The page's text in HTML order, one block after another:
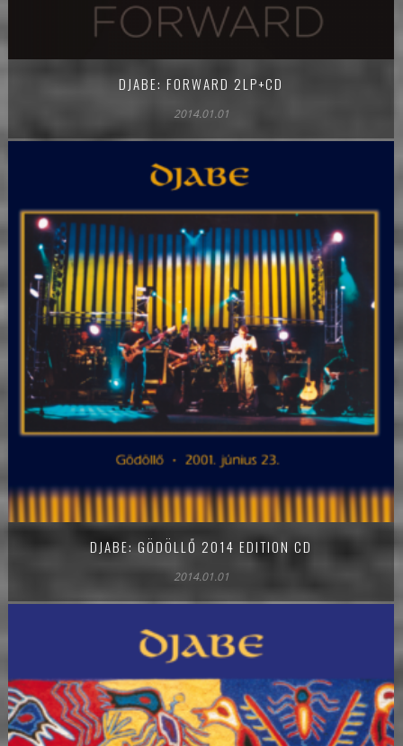
DJABE: FORWARD 2LP+CD
2014.01.01
DJABE: GÖDÖLLŐ 2014 EDITION CD
2014.01.01